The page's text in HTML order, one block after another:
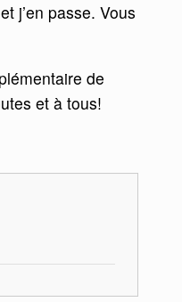
j’en passe. Vous
de
et à tous!